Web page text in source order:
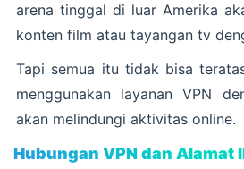
arena tinggal di luar Amerika
konten film atau tayangan tv
Tapi semua itu tidak bisa
menggunakan layanan VPN
akan melindungi aktivitas online.
Hubungan VPN dan Alamat